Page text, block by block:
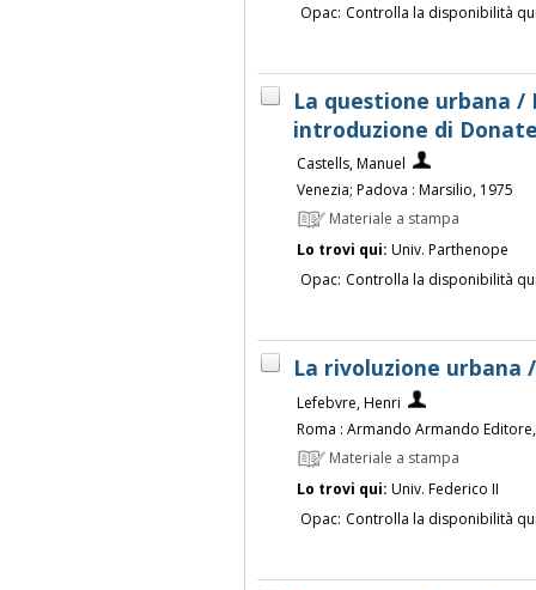
Opac: Controlla la disponibilità
La questione urbana /
introduzione di
Castells, Manuel
Venezia; Padova : Marsilio, 1975
Materiale a stampa
Lo trovi qui: Univ. Parthenope
Opac: Controlla la disponibilità
La rivoluzione urbana
Lefebvre, Henri
Roma : Armando Armando
Materiale a stampa
Lo trovi qui: Univ. Federico II
Opac: Controlla la disponibilità